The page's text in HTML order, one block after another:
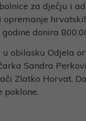
za dječju i
opremanje
godine donira
u obilasku Odjela
Sandra
Zlatko Horvat,
poklone.